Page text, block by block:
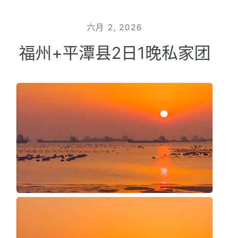
六月 2, 2026
福州+平潭县2日1晚私家团